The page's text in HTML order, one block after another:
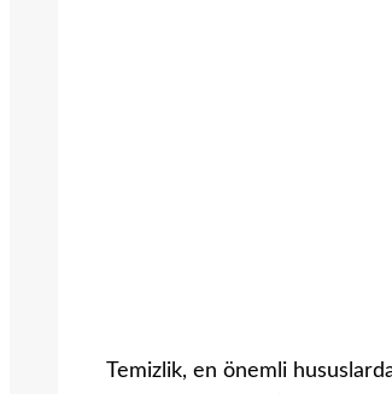
Temizlik, en önemli